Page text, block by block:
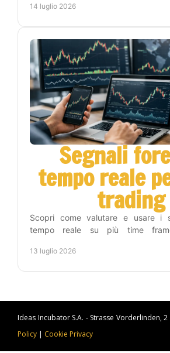
14 luglio 2026
Segnali
tempo reale
trading
Scopri come valutare e usare i
tempo reale su più time
lavora.
13 luglio 2026
Ideas Incubator S.A. - Strasse Vorderlinden,
Policy | Cookie Privacy